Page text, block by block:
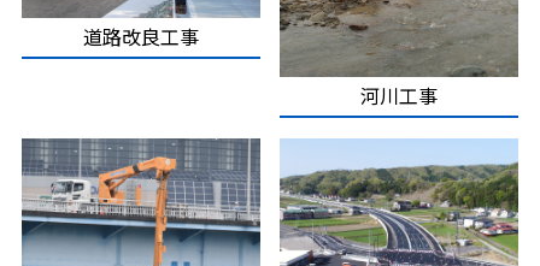
道路改良工事
河川工事